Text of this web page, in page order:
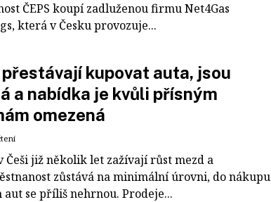
ČEPS koupí zadluženou firmu Net4Gas
která v Česku provozuje...
kupovat auta, jsou
a nabídka je kvůli přísným
omezená
Češi již několik let zažívají růst mezd a
zůstává na minimální úrovni, do nákupu
aut se příliš nehrnou. Prodeje...